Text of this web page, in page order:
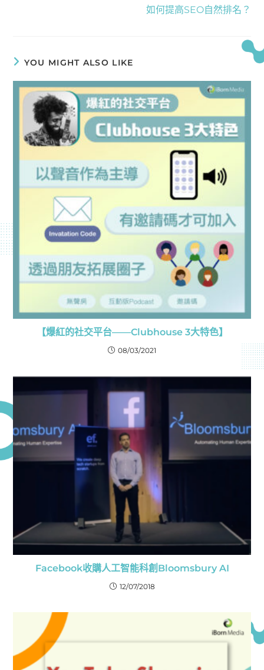
如何提高SEO自然排名？
YOU MIGHT ALSO LIKE
【爆紅的社交平台——Clubhouse 3大特色】
08/03/2021
Facebook收購人工智能科創Bloomsbury AI
12/07/2018